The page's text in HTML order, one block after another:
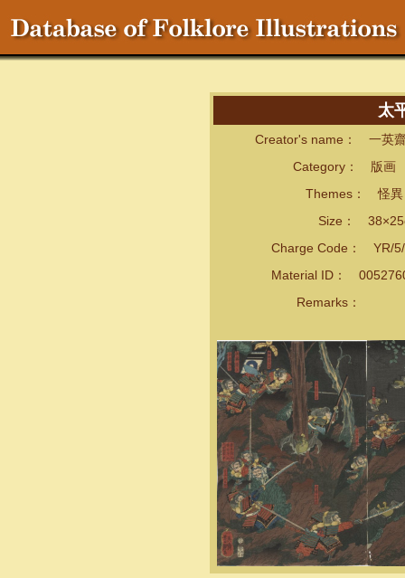
太
Creator's name： 一英齋
Category： 版画
Themes： 怪異・
Size：
Charge Code： YR/5/
Material ID：
Remarks：